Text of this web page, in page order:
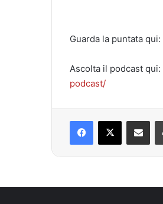
Guarda la puntata qui:
Ascolta il podcast qui:
podcast/